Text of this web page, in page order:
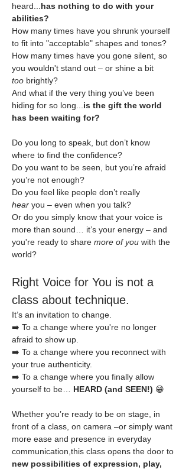
heard... has nothing to do with your
abilities?
How many times have you shrunk yourself
to fit into "acceptable" shapes and tones?
How many times have you gone silent, so
you wouldn't stand out – or shine a bit
too brightly?
And what if the very thing you’ve been
hiding for so long... is the gift the world
has been waiting for?
Do you long to speak, but don’t know
where to find the confidence?
Do you want to be seen, but you’re afraid
you’re not enough?
Do you feel like people don’t really
hear you – even when you talk?
Or do you simply know that your voice is
more than sound… it’s your energy – and
you're ready to share more of you with the
world?
Right Voice for You is not a
class about technique.
It’s an invitation to change.
➡️ To a change where you're no longer
afraid to show up.
➡️ To a change where you reconnect with
your true authenticity.
➡️ To a change where you finally allow
yourself to be… HEARD (and SEEN!) 😁
Whether you’re ready to be on stage, in
front of a class, on camera –or simply want
more ease and presence in everyday
communication,this class opens the door to
new possibilities of expression, play,